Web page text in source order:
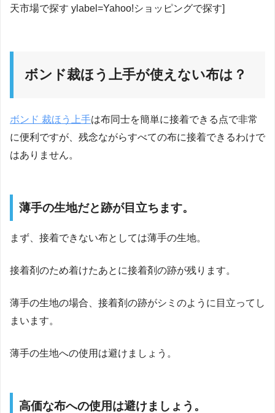
天市場で探す ylabel=Yahoo!ショッピングで探す]
ボンド裁ほう上手が使えない布は？
ボンド 裁ほう上手は布同士を簡単に接着できる点で非常
に便利ですが、残念ながらすべての布に接着できるわけで
はありません。
薄手の生地だと跡が目立ちます。
まず、接着できない布としては薄手の生地。
接着剤のため着けたあとに接着剤の跡が残ります。
薄手の生地の場合、接着剤の跡がシミのように目立ってし
まいます。
薄手の生地への使用は避けましょう。
高価な布への使用は避けましょう。